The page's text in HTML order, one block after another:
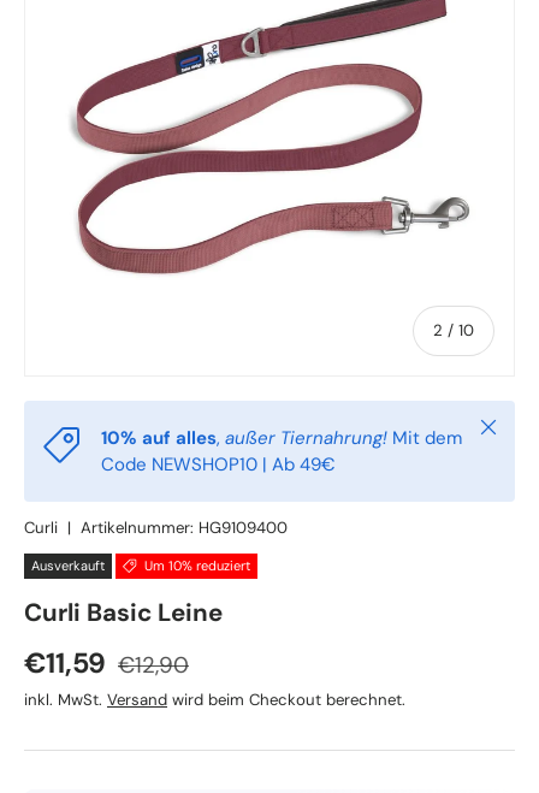
2 / von
10
10% auf alles, außer Tiernahrung! Mit dem
Code NEWSHOP10 | Ab 49€
Curli | Artikelnummer: HG9109400
Ausverkauft Um 10% reduziert
Curli Basic Leine
Verkaufspreis
€11,59 Normaler Preis
€12,90
inkl. MwSt. Versand wird beim Checkout berechnet.